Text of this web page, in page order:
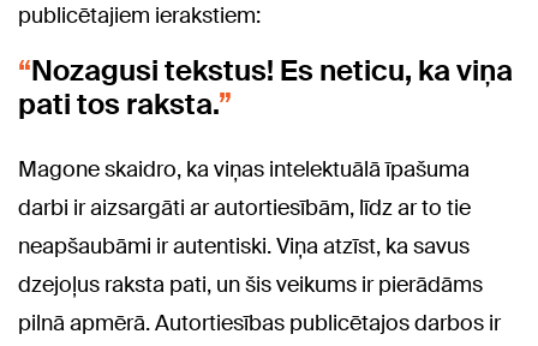
publicētajiem ierakstiem:
Nozagusi tekstus! Es neticu, ka viņa
pati tos raksta.
Magone skaidro, ka viņas intelektuālā īpašuma
darbi ir aizsargāti ar autortiesībām, līdz ar to tie
neapšaubāmi ir autentiski. Viņa atzīst, ka savus
dzejoļus raksta pati, un šis veikums ir pierādāms
pilnā apmērā. Autortiesības publicētajos darbos ir